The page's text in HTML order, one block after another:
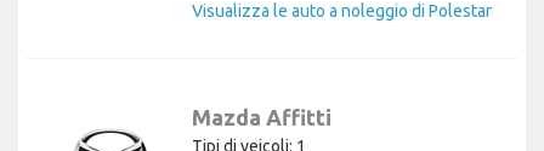
Visualizza le auto a noleggio di Polestar
Mazda Affitti
Tipi di veicoli: 1